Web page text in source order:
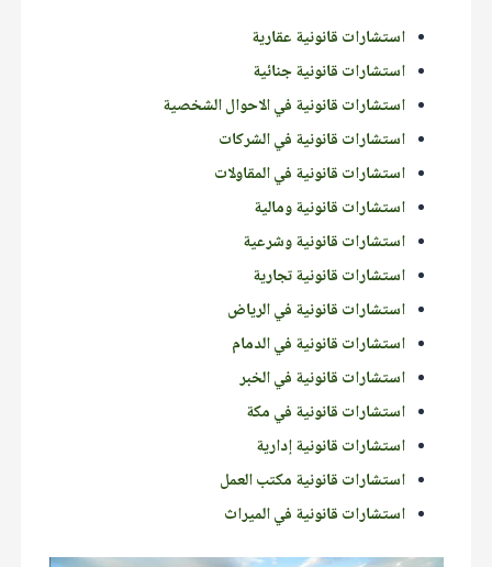
استشارات قانونية عقارية
استشارات قانونية جنائية
استشارات قانونية في الاحوال الشخصية
استشارات قانونية في الشركات
استشارات قانونية في المقاولات
استشارات قانونية ومالية
استشارات قانونية وشرعية
استشارات قانونية تجارية
استشارات قانونية في الرياض
استشارات قانونية في الدمام
استشارات قانونية في الخبر
استشارات قانونية في مكة
استشارات قانونية إدارية
استشارات قانونية مكتب العمل
استشارات قانونية في الميراث